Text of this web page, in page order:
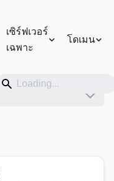
เซิร์ฟเวอร์
เฉพาะ
โดเมน